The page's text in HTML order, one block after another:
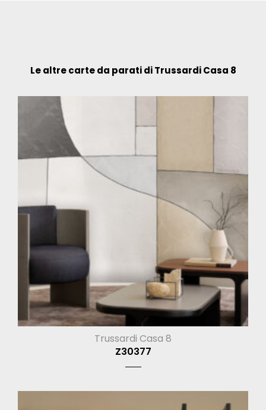
Le altre carte da parati di Trussardi Casa 8
Trussardi Casa 8
Z30377